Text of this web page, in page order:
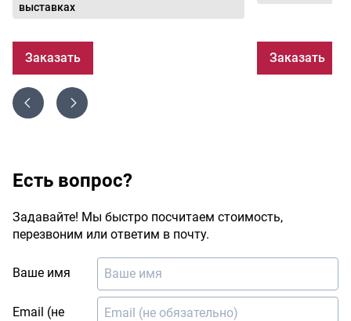
выставках
Заказать Заказать
Есть вопрос?
Задавайте! Мы быстро посчитаем стоимость,
перезвоним или ответим в почту.
Ваше имя
Email (не